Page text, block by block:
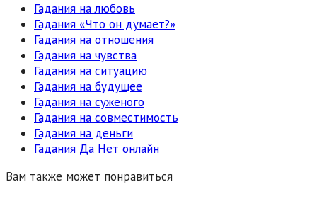
Гадания на любовь
Гадания «Что он думает?»
Гадания на отношения
Гадания на чувства
Гадания на ситуацию
Гадания на будущее
Гадания на суженого
Гадания на совместимость
Гадания на деньги
Гадания Да Нет онлайн
Вам также может понравиться